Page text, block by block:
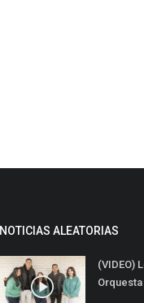
NOTICIAS ALEATORIAS
(VIDEO)